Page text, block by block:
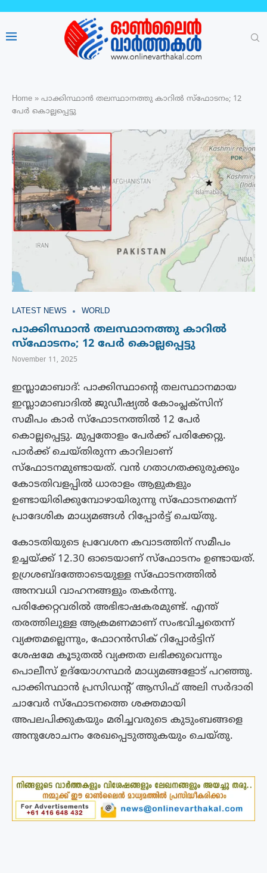
Home » പാക്കിസ്ഥാൻ തലസ്ഥാനത്തു കാറിൽ സ്ഫോടനം; 12
പേർ കൊല്ലപ്പെട്ടു
LATEST NEWS WORLD
പാക്കിസ്ഥാൻ തലസ്ഥാനത്തു കാറിൽ
സ്ഫോടനം; 12 പേർ കൊല്ലപ്പെട്ടു
November 11, 2025
ഇസ്ലാമാബാദ്: പാക്കിസ്ഥാന്റെ തലസ്ഥാനമായ
ഇസ്ലാമാബാദിൽ ജുഡീഷ്യൽ കോംപ്ലക്സിന്
സമീപം കാർ സ്ഫോടനത്തിൽ 12 പേർ
കൊല്ലപ്പെട്ടു. മുപ്പതോളം പേർക്ക് പരിക്കേറ്റു.
പാർക്ക് ചെയ്തിരുന്ന കാറിലാണ്
സ്ഫോടനമുണ്ടായത്. വൻ ഗതാഗതക്കുരുക്കും
കോടതിവളപ്പിൽ ധാരാളം ആളുകളും
ഉണ്ടായിരിക്കുമ്പോഴായിരുന്നു സ്ഫോടനമെന്ന്
പ്രാദേശിക മാധ്യമങ്ങൾ റിപ്പോർട്ട് ചെയ്‌തു.
കോടതിയുടെ പ്രവേശന കവാടത്തിന് സമീപം
ഉച്ചയ്ക്ക് 12.30 ഓടെയാണ് സ്ഫോടനം ഉണ്ടായത്.
ഉ​ഗ്രശബ്ദത്തോടെയുള്ള സ്ഫോടനത്തിൽ
അനവധി വാഹനങ്ങളും തകർന്നു.
പരിക്കേറ്റവരിൽ അഭിഭാഷകരമുണ്ട്. എന്ത്
തരത്തിലുള്ള ആക്രമണമാണ് സംഭവിച്ചതെന്ന്
വ്യക്തമല്ലെന്നും, ഫോറൻസിക് റിപ്പോർട്ടിന്
ശേഷമേ കൂടുതൽ വ്യക്തത ലഭിക്കുവെന്നും
പൊലീസ് ഉദ്‌യോഗസ്ഥർ മാധ്യമങ്ങളോട് പറഞ്ഞു.
പാക്കിസ്ഥാൻ പ്രസിഡന്റ് ആസിഫ് അലി സർദാരി
ചാവേർ സ്ഫോടനത്തെ ശക്തമായി
അപലപിക്കുകയും മരിച്ചവരുടെ കുടുംബങ്ങളെ
അനുശോചനം രേഖപ്പെടുത്തുകയും ചെയ്തു.